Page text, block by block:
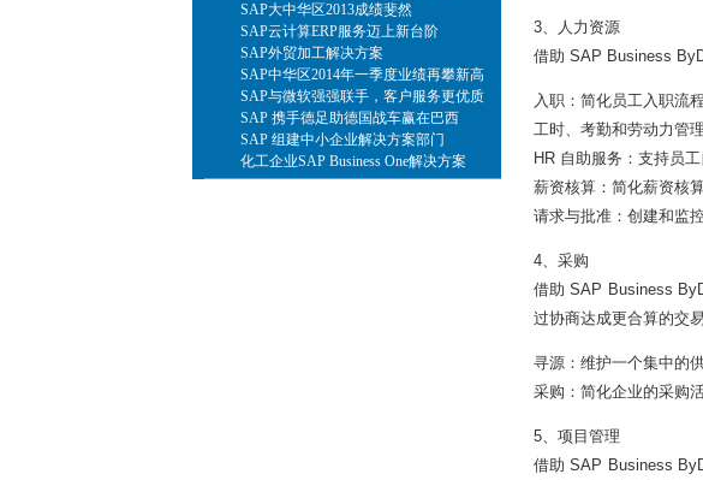
SAP大中华区2013成绩斐然
SAP云计算ERP服务迈上新台阶
SAP外贸加工解决方案
SAP中华区2014年一季度业绩再攀新高
SAP与微软强强联手，客户服务更优质
SAP 携手德足助德国战车赢在巴西
SAP 组建中小企业解决方案部门
化工企业SAP Business One解决方案
3、人力资源
借助 SAP Business
入职：简化员工入职流
工时、考勤和劳动力管
HR 自助服务：支持员
薪资核算：简化薪资核
请求与批准：创建和监
4、采购
借助 SAP Business
过协商达成更合算的交易
寻源：维护一个集中的
采购：简化企业的采购
5、项目管理
借助 SAP Business